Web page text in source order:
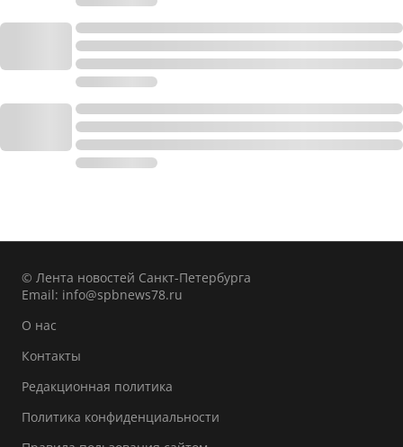
© Лента новостей Санкт-Петербурга
Email: info@spbnews78.ru
О нас
Контакты
Редакционная политика
Политика конфиденциальности